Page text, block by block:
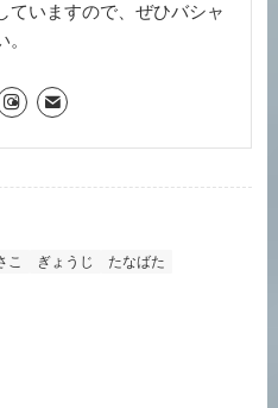
ていますので、ぜひバシャ
こ ぎょうじ
たなばた